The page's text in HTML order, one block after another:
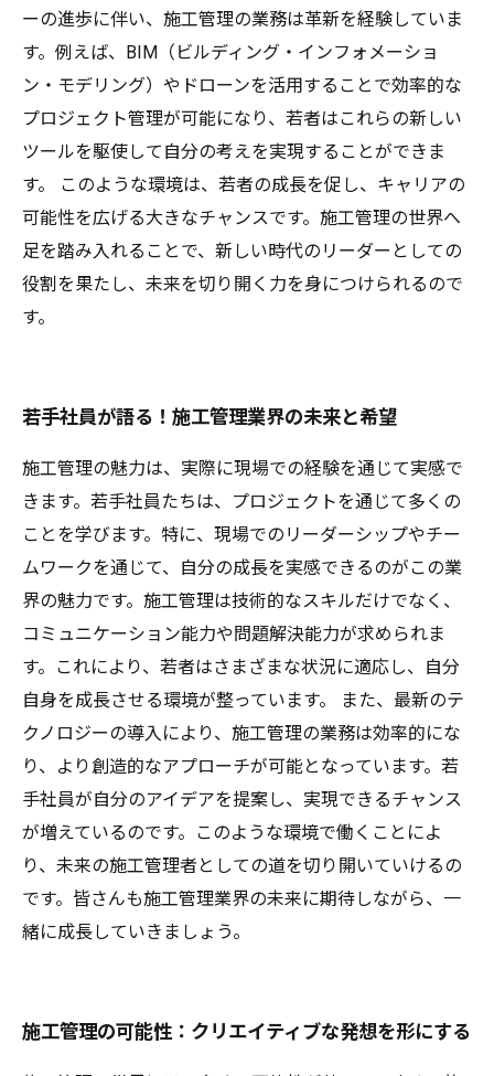
ーの進歩に伴い、施工管理の業務は革新を経験していま
す。例えば、BIM（ビルディング・インフォメーショ
ン・モデリング）やドローンを活用することで効率的な
プロジェクト管理が可能になり、若者はこれらの新しい
ツールを駆使して自分の考えを実現することができま
す。 このような環境は、若者の成長を促し、キャリアの
可能性を広げる大きなチャンスです。施工管理の世界へ
足を踏み入れることで、新しい時代のリーダーとしての
役割を果たし、未来を切り開く力を身につけられるので
す。
若手社員が語る！施工管理業界の未来と希望
施工管理の魅力は、実際に現場での経験を通じて実感で
きます。若手社員たちは、プロジェクトを通じて多くの
ことを学びます。特に、現場でのリーダーシップやチー
ムワークを通じて、自分の成長を実感できるのがこの業
界の魅力です。施工管理は技術的なスキルだけでなく、
コミュニケーション能力や問題解決能力が求められま
す。これにより、若者はさまざまな状況に適応し、自分
自身を成長させる環境が整っています。 また、最新のテ
クノロジーの導入により、施工管理の業務は効率的にな
り、より創造的なアプローチが可能となっています。若
手社員が自分のアイデアを提案し、実現できるチャンス
が増えているのです。このような環境で働くことによ
り、未来の施工管理者としての道を切り開いていけるの
です。皆さんも施工管理業界の未来に期待しながら、一
緒に成長していきましょう。
施工管理の可能性：クリエイティブな発想を形にする